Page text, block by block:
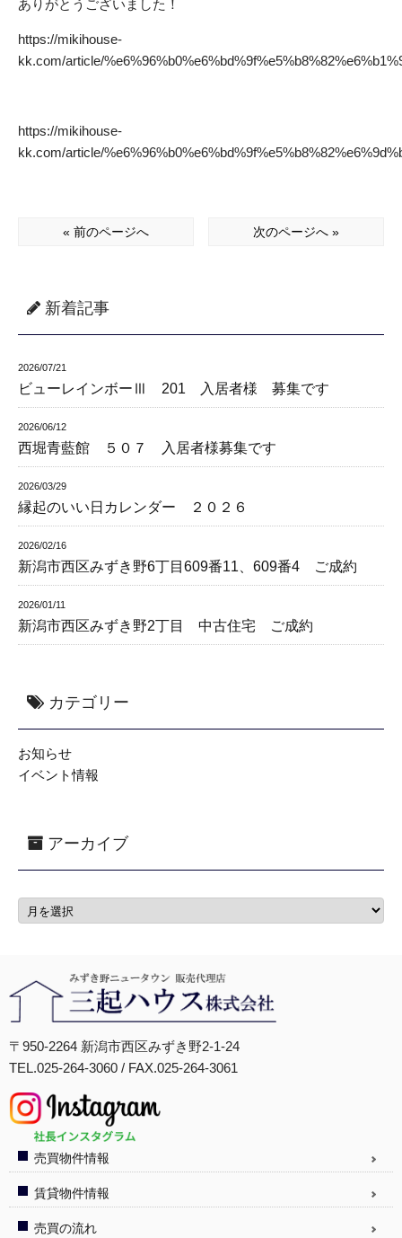
ありがとうございました！
https://mikihouse-
kk.com/article/
https://mikihouse-
kk.com/article/
« 前のページへ 次のページへ »
新着記事
2026/07/21
ビューレインボーⅢ 201 入居者様 募集です
2026/06/12
西堀青藍館 ５０７ 入居者様募集です
2026/03/29
縁起のいい日カレンダー ２０２６
2026/02/16
新潟市西区みずき野6丁目609番11、609番4 ご成約
2026/01/11
新潟市西区みずき野2丁目 中古住宅 ご成約
カテゴリー
お知らせ
イベント情報
アーカイブ
〒950-2264 新潟市西区みずき野2-1-24
TEL.025-264-3060 / FAX.025-264-3061
売買物件情報
賃貸物件情報
売買の流れ